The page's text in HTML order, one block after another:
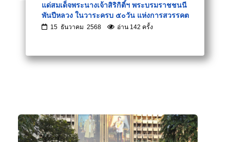
แด่สมเด็จพระนางเจ้าสิริกิติ์ฯ พระบรมราชชนนี
พันปีหลวง ในวาระครบ ๕๐วัน แห่งการสวรรคต
15 ธันวาคม 2568 อ่าน 142 ครั้ง